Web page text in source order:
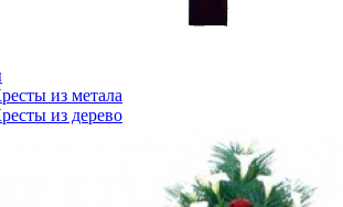
из метала
из дерево